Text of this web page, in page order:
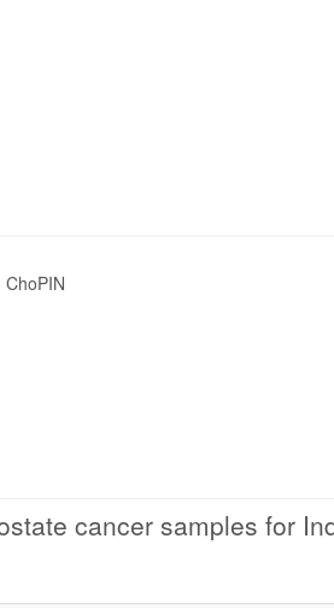
ChoPIN
cancer samples for